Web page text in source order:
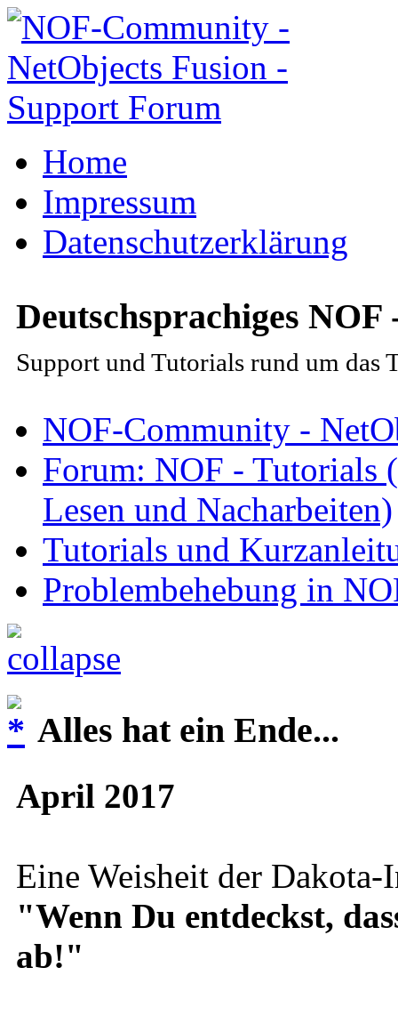
Home
Impressum
Datenschutzerklärung
Deutschsprachiges NOF
Support und Tutorials rund um das
NOF-Community -
Forum: NOF - Tutorials
Lesen und Nacharbeiten)
Tutorials und
Problembehebung in
Alles hat ein Ende...
April 2017
Eine Weisheit der Dakota-
"Wenn Du entdeckst,
ab!"